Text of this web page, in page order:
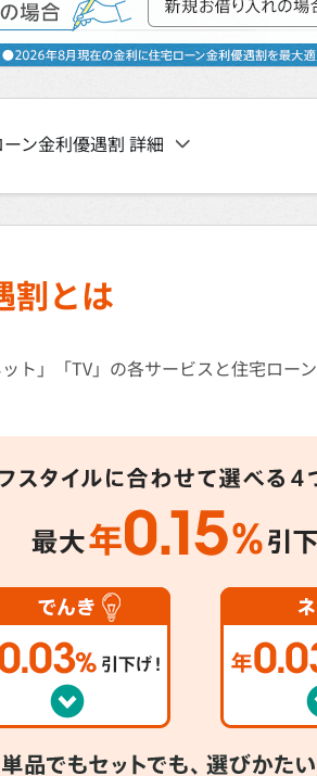
ン金利優遇割 詳細
割とは
ト」「TV」の各サービスと住宅ロー